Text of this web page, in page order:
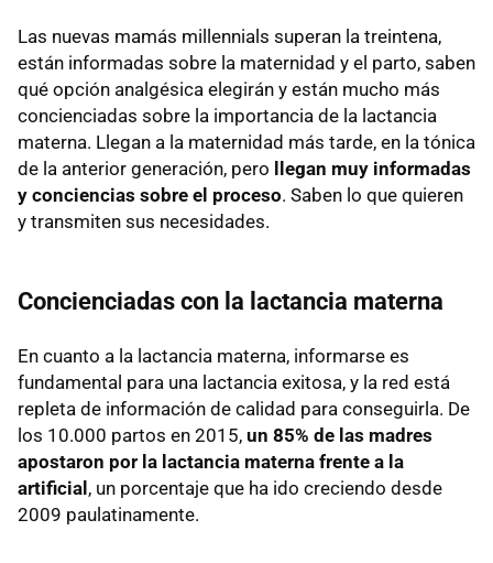
Las nuevas mamás millennials superan la treintena,
están informadas sobre la maternidad y el parto, saben
qué opción analgésica elegirán y están mucho más
concienciadas sobre la importancia de la lactancia
materna. Llegan a la maternidad más tarde, en la tónica
de la anterior generación, pero
llegan muy informadas
y conciencias sobre el proceso. Saben lo que quieren
y transmiten sus necesidades.
Concienciadas con la lactancia materna
En cuanto a la lactancia materna, informarse es
fundamental para una lactancia exitosa, y la red está
repleta de información de calidad para conseguirla. De
los 10.000 partos en 2015, un 85% de las madres
apostaron por la lactancia materna frente a la
artificial , un porcentaje que ha ido creciendo desde
2009 paulatinamente.